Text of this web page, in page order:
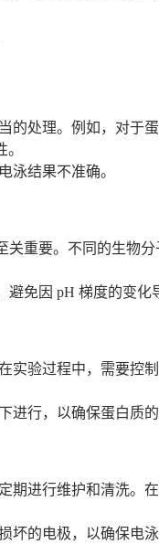
处理。例如，对于
泳结果不准确。
重要。不同的生物
免因 pH 梯度的变化
实验过程中，需要控
行，以确保蛋白质的
期进行维护和清洗。
的电极，以确保电泳